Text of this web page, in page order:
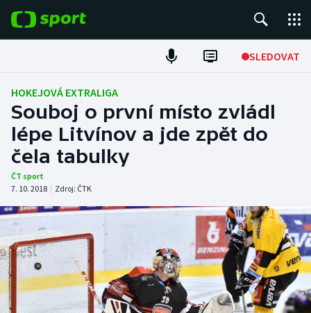
SLEDOVAT
Fotbal
Hokej
Tenis
Atletika
DALŠÍ SPORTY
Americký fotbal
NEPŘEHLÉDNĚTE
HOKEJOVÁ EXTRALIGA
Souboj o první místo zvládl
lépe Litvínov a jde zpět do
čela tabulky
ČT sport
7. 10. 2018 | Zdroj: ČTK